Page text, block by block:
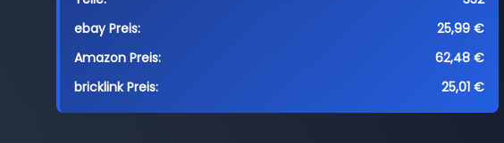
ebay Preis:
25,99 €
Amazon Preis:
62,48 €
bricklink Preis:
25,01 €